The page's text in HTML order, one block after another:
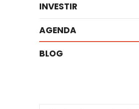
INVESTIR
AGENDA
BLOG